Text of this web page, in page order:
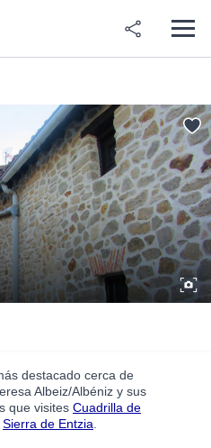
destacado cerca de
Albeiz/Albéniz y sus
que visites Cuadrilla de
Sierra de Entzia